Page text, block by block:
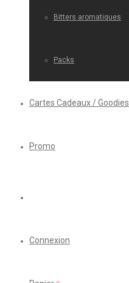
Bitters aromatiques
Packs
Cartes Cadeaux / Goodies
Promo
Connexion